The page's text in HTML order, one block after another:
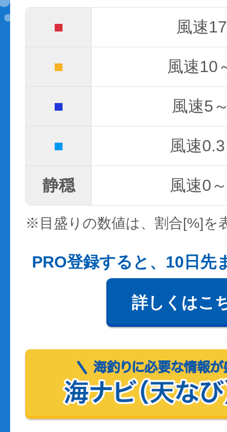
■ 風速
■ 風速10
■ 風速5
■ 風速
静穏 風速0
※目盛りの数値は、割合[%]を
PRO登録すると、10日先
詳しくはこ